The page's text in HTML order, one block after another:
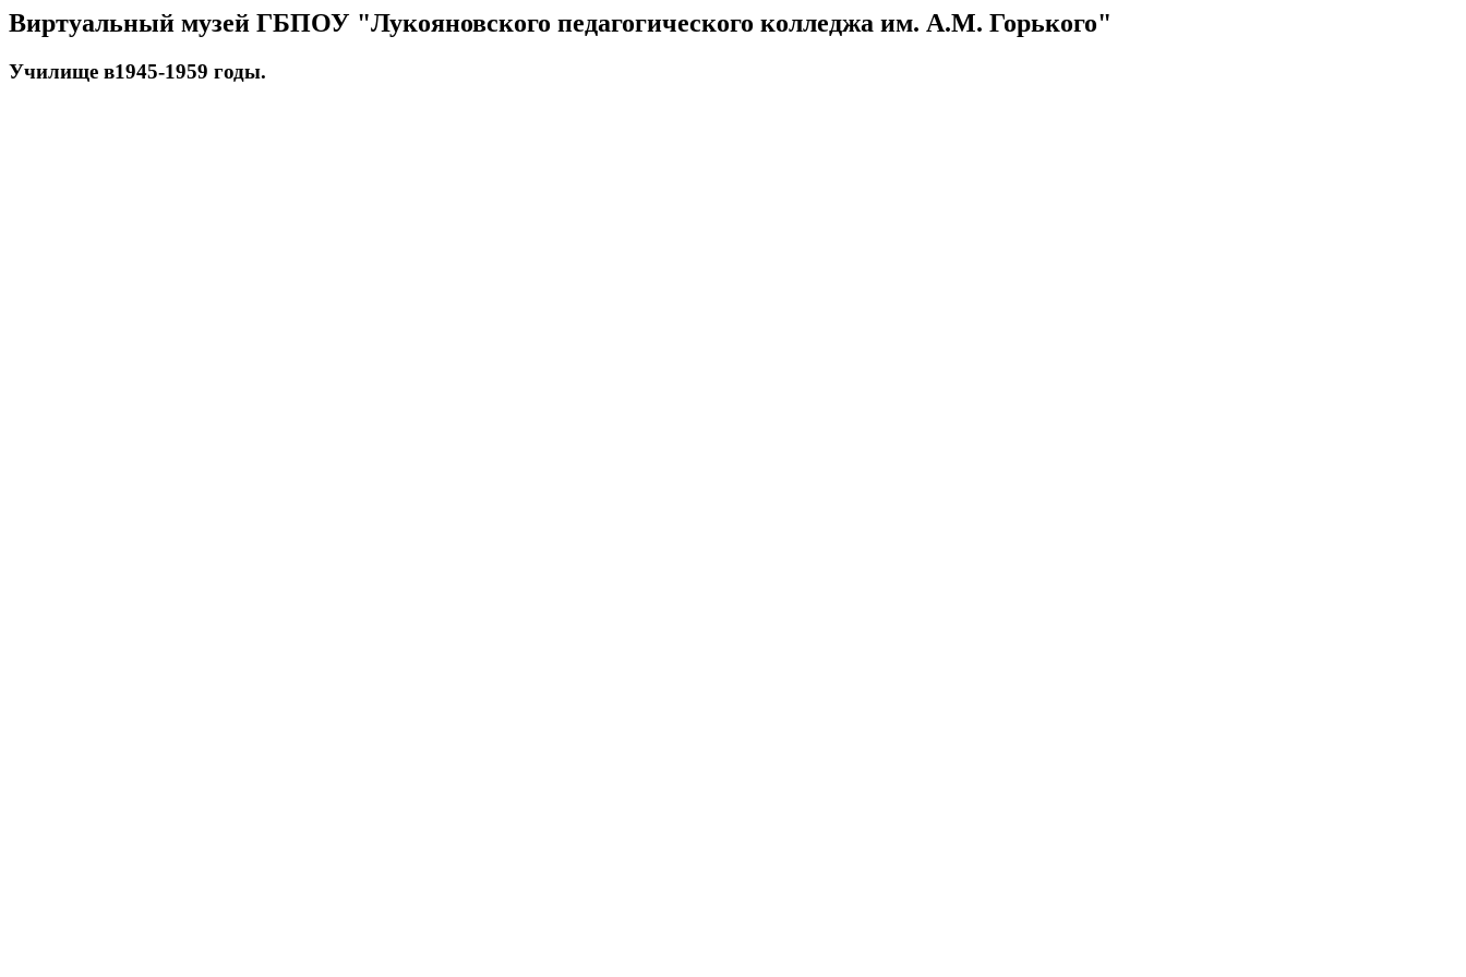
Виртуальный музей ГБПОУ "Лукояновского педагогического колледжа им. А.М. Горького"
Училище в1945-1959 годы.